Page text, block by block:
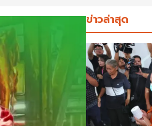
ข่าวล่าสุด